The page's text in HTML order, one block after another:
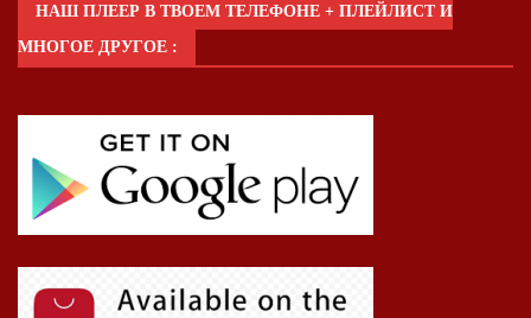
НАШ ПЛЕЕР В ТВОЕМ ТЕЛЕФОНЕ + ПЛЕЙЛИСТ И
МНОГОЕ ДРУГОЕ :